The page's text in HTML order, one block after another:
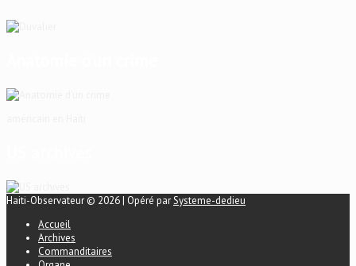
Haiti-Observateur © 2026 | Opéré parSysteme-dedieu
Accueil
Archives
Commanditaires